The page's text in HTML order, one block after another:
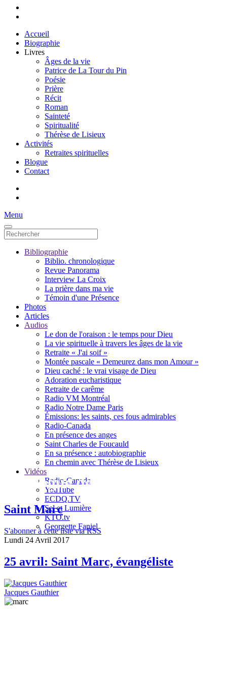
Accueil
Biographie
Livres
Âges de la vie
Patrice de La Tour du Pin
Poésie
Prière
Récit
Roman
Sainteté
Spiritualité
Thérèse de Lisieux
Activités
Retraites spirituelles
Blogue
Contact
Menu
Bibliographie
Biblio. chronologique
Revue Panorama
Interview La Croix
La prière dans ma vie
Témoin d'une Présence
Photos
Articles
Audios
Le don de l'oraison : le temps pour Dieu
La vie spirituelle à travers les âges de la vie
Retraite « J'ai soif »
Montée pascale « Demeurez dans mon Amour »
Dieu caché : le vrai visage de Dieu
Adoration eucharistique
Retraite de carême
Radio VM Montréal
Radio Notre Dame Paris
Émissions: les saints, ces fous admirables
Radio-Canada
En présence des anges
Saint Charles de Foucauld
En sa présence : autobiographie
En chemin avec Thérèse de Lisieux
Vidéos
Radio-Canada
YouTube
ECDQ.TV
Sel et Lumière
KTO.tv
Georgette Faniel
Le blogue de Jacques Gauthier
Saint Marc
S'abonner à cette liste via RSS
Lundi 24 Avril 2017
25 avril: Saint Marc, évangéliste
Jacques Gauthier